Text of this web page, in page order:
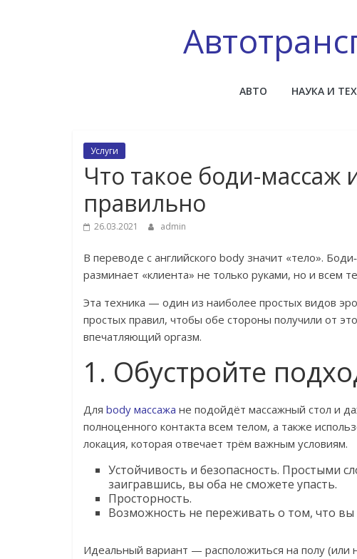
АВТО НАУКА И
Услуги
Что такое боди-массаж
правильно
26.03.2021 admin
В переводе с английского body значит «тело».
разминает «клиента» не только руками, но и всем
Эта техника — один из наиболее простых видов
простых правил, чтобы обе стороны получили от
впечатляющий оргазм.
1. Обустройте
Для body массажа не подойдёт массажный стол и
полноценного контакта всем телом, а также
локация, которая отвечает трём важным условиям.
Устойчивость и безопасность. Простыми
заигравшись, вы оба не сможете упасть.
Просторность.
Возможность не переживать о том, что вы
Идеальный вариант — расположиться на полу (или